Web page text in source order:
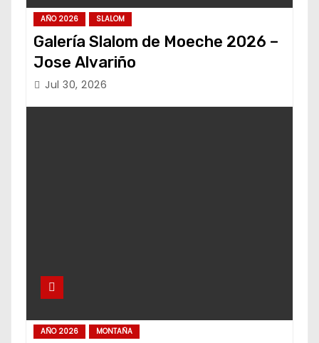
AÑO 2026 SLALOM
Galería Slalom de Moeche 2026 –
Jose Alvariño
Jul 30, 2026
AÑO 2026 MONTAÑA